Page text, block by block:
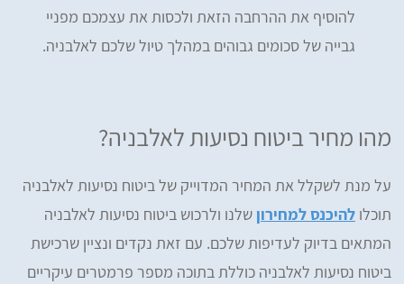
להוסיף את ההרחבה הזאת ולכסות את עצמכם מפניי
גבייה של סכומים גבוהים במהלך טיול שלכם לאלבניה.
מהו מחיר ביטוח נסיעות לאלבניה?
על מנת לשקלל את המחיר המדוייק של ביטוח נסיעות לאלבניה
תוכלו להיכנס למחירון שלנו ולרכוש ביטוח נסיעות לאלבניה
המתאים בדיוק לעדיפות שלכם. עם זאת נקדים ונציין שרכישת
ביטוח נסיעות לאלבניה כוללת בתוכה מספר פרמטרים עיקריים